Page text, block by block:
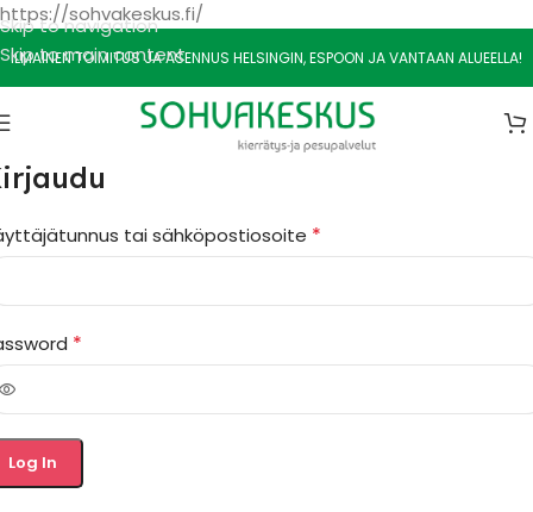
https://sohvakeskus.fi/
Skip to navigation
Skip to main content
ILMAINEN TOIMITUS JA ASENNUS HELSINGIN, ESPOON JA VANTAAN ALUEELLA!
tai sähköpostiosoite *
*
Log In